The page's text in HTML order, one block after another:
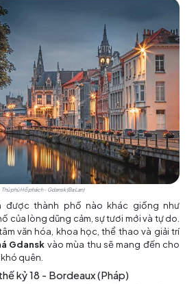
Thủ phủ Hổ phách - Gdansk (Ba Lan)
được thành phố nào khác giống như
của lòng dũng cảm, sự tươi mới và tự do.
văn hóa, khoa học, thể thao và giải trí
Gdansk vào mùa thu sẽ mang đến cho
quên.
kỷ 18 - Bordeaux (Pháp)